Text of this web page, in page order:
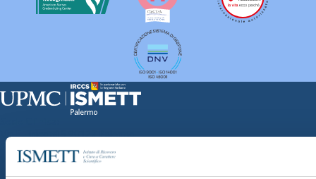
Via Discesa dei Giudici 4 90133 Palermo